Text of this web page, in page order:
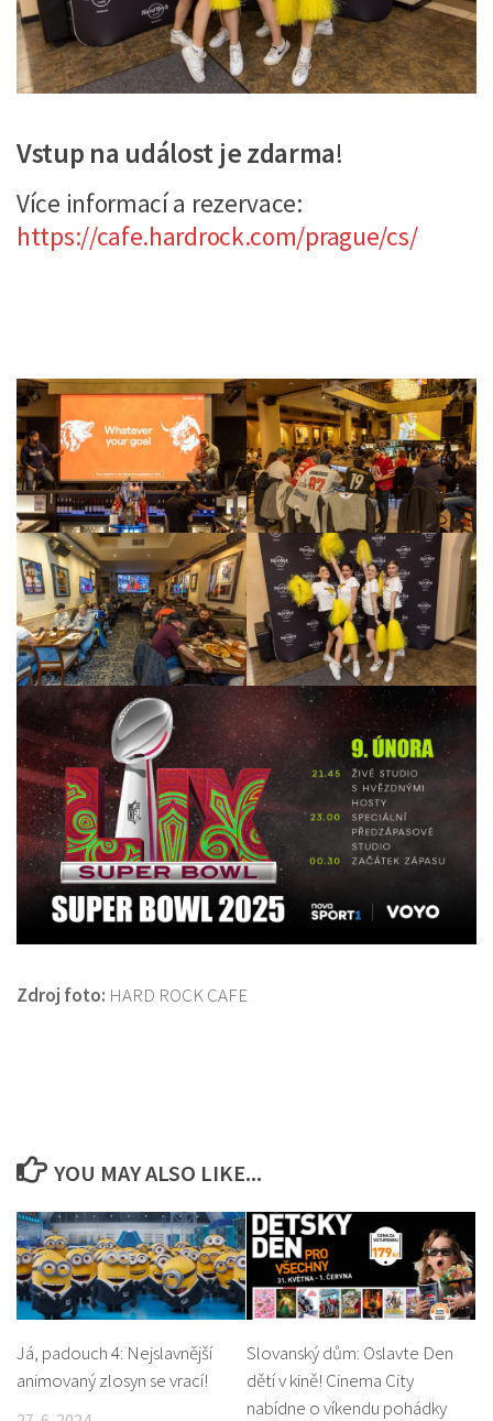
Vstup na událost je zdarma!
Více informací a rezervace:
https://cafe.hardrock.com/prague/cs/
Zdroj foto: HARD ROCK CAFE
YOU MAY ALSO LIKE...
Já, padouch 4: Nejslavnější
animovaný zlosyn se vrací!
Slovanský dům: Oslavte Den
dětí v kině! Cinema City
nabídne o víkendu pohádky